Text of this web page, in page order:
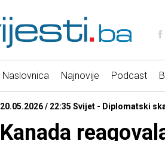
Naslovnica Najnovije Podcast
20.05.2026 / 22:35 Svijet - Diplomatski
Kanada